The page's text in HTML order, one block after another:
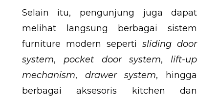
Selain itu, pengunjung juga dapat
melihat langsung berbagai sistem
furniture modern sepertisliding door
system, pocket door system, lift-up
mechanism, drawer system, hingga
berbagai aksesoris kitchen dan